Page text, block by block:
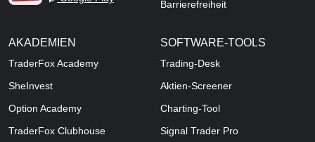
Barrierefreiheit
AKADEMIEN
TraderFox Academy
SheInvest
Option Academy
TraderFox Clubhouse
SOFTWARE-TOOLS
Trading-Desk
Aktien-Screener
Charting-Tool
Signal Trader Pro